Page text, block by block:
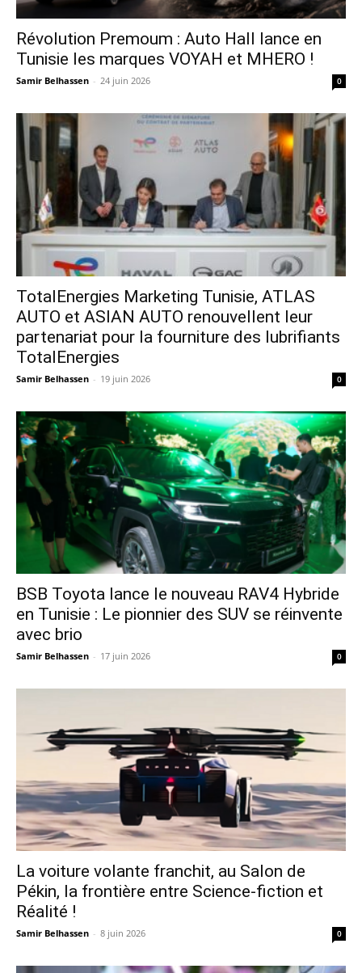
Révolution Premoum : Auto Hall lance en
Tunisie les marques VOYAH et MHERO !
Samir Belhassen - 24 juin 2026 0
TotalEnergies Marketing Tunisie, ATLAS
AUTO et ASIAN AUTO renouvellent leur
partenariat pour la fourniture des lubrifiants
TotalEnergies
Samir Belhassen - 19 juin 2026 0
​BSB Toyota lance le nouveau RAV4 Hybride
en Tunisie : Le pionnier des SUV se réinvente
avec brio
Samir Belhassen - 17 juin 2026 0
La voiture volante franchit, au Salon de
Pékin, la frontière entre Science-fiction et
Réalité !
Samir Belhassen - 8 juin 2026 0